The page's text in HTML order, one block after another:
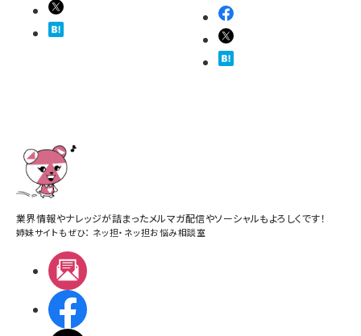
業界情報やナレッジが詰まったメルマガ配信やソーシャルもよろしくです！
姉妹サイトもぜひ： ネッ担・ ネッ担お悩み相談室